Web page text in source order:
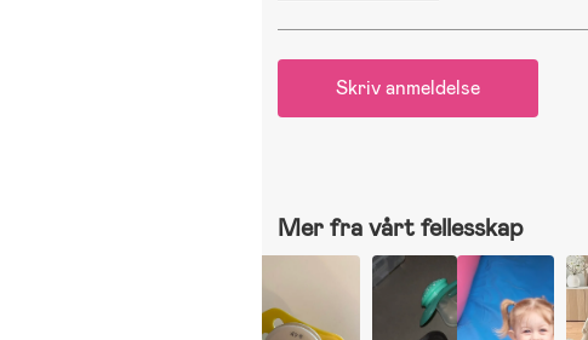
Skriv anmeldelse
Mer fra vårt fellesskap